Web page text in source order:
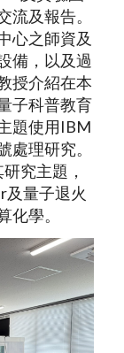
及報告。
心之師資及
備，以及過
授介紹在本
子科普教育
題使用IBM
理研究。
究主題，
及量子退火
學。